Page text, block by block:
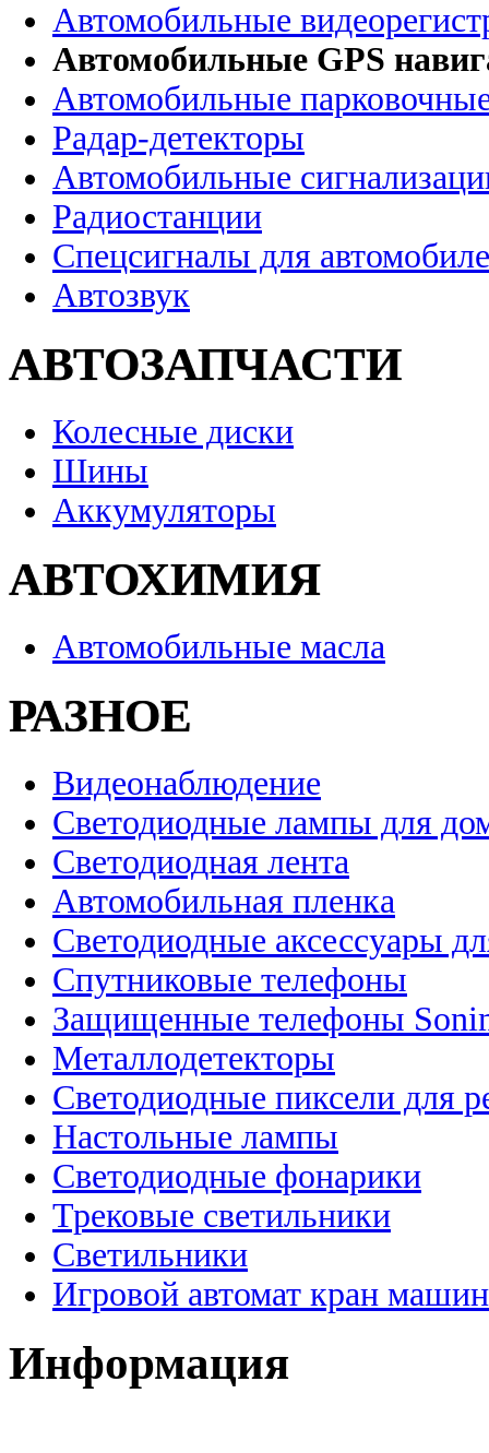
Автомобильные
Автомобильные GPS
Автомобильные
Радар-детекторы
Автомобильные
Радиостанции
Спецсигналы для
Автозвук
АВТОЗАПЧАСТИ
Колесные диски
Шины
Аккумуляторы
АВТОХИМИЯ
Автомобильные масла
РАЗНОЕ
Видеонаблюдение
Светодиодные лампы для
Светодиодная лента
Автомобильная пленка
Светодиодные аксессуары
Спутниковые телефоны
Защищенные телефоны
Металлодетекторы
Светодиодные пиксели для
Настольные лампы
Светодиодные фонарики
Трековые светильники
Светильники
Игровой автомат кран
Информация